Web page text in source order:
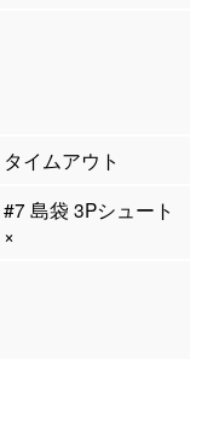
タイムアウト
#7 島袋 3Pシュート
×